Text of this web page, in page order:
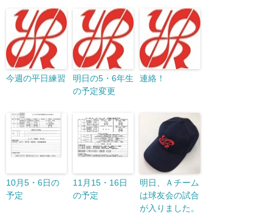
今週の平日練習
明日の5・6年生
の予定変更
連絡！
10月5・6日の
予定
11月15・16日
の予定
明日、Ａチーム
は球友会の試合
が入りました。